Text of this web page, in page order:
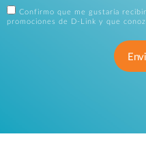
Confirmo que me gustaría
promociones de D-Link y que